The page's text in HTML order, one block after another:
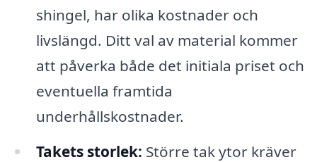
shingel, har olika kostnader och
livslängd. Ditt val av material kommer
att påverka både det initiala priset och
eventuella framtida
underhållskostnader.
Takets storlek: Större tak ytor kräver